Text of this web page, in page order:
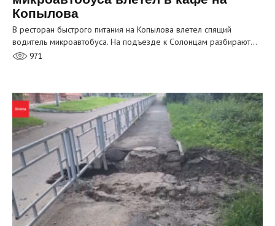
Копылова
В ресторан быстрого питания на Копылова влетел спящий
водитель микроавтобуса. На подъезде к Солонцам разбирают…
971